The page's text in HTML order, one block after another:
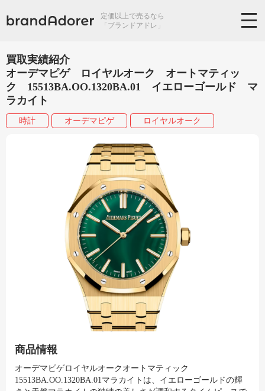
定価以上で売るなら
「ブランドアドレ」
買取実績紹介
オーデマピゲ ロイヤルオーク オートマティッ
ク 15513BA.OO.1320BA.01 イエローゴールド マ
ラカイト
時計 オーデマピゲ ロイヤルオーク
商品情報
オーデマピゲロイヤルオークオートマティック
15513BA.OO.1320BA.01マラカイトは、イエローゴールドの輝